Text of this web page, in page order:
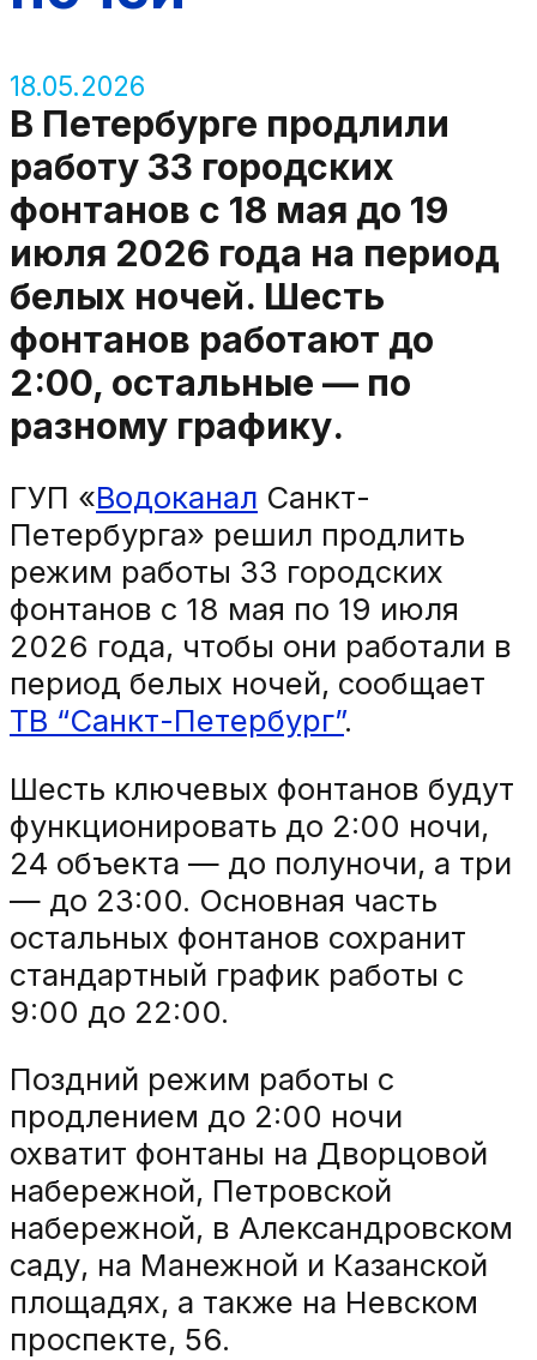
18.05.2026
В Петербурге продлили
работу 33 городских
фонтанов с 18 мая до 19
июля 2026 года на период
белых ночей. Шесть
фонтанов работают до
2:00, остальные — по
разному графику.
ГУП «Водоканал Санкт-
Петербурга» решил продлить
режим работы 33 городских
фонтанов с 18 мая по 19 июля
2026 года, чтобы они работали в
период белых ночей, сообщает
ТВ “Санкт-Петербург”.
Шесть ключевых фонтанов будут
функционировать до 2:00 ночи,
24 объекта — до полуночи, а три
— до 23:00. Основная часть
остальных фонтанов сохранит
стандартный график работы с
9:00 до 22:00.
Поздний режим работы с
продлением до 2:00 ночи
охватит фонтаны на Дворцовой
набережной, Петровской
набережной, в Александровском
саду, на Манежной и Казанской
площадях, а также на Невском
проспекте, 56.